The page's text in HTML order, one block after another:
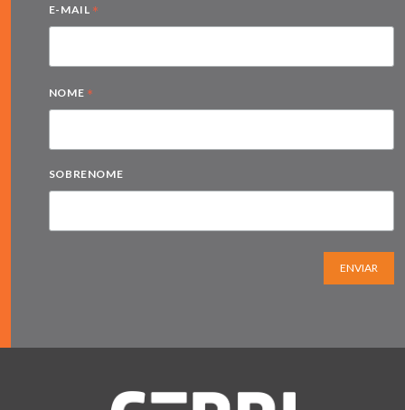
E-MAIL *
NOME *
SOBRENOME
ENVIAR